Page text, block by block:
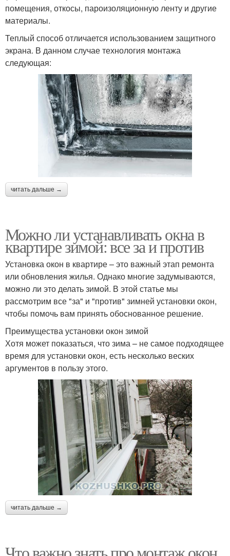
помещения, откосы, пароизоляционную ленту и другие
материалы.
Теплый способ отличается использованием защитного
экрана. В данном случае технология монтажа
следующая:
читать дальше →
Можно ли устанавливать окна в
квартире зимой: все за и против
Установка окон в квартире – это важный этап ремонта
или обновления жилья. Однако многие задумываются,
можно ли это делать зимой. В этой статье мы
рассмотрим все "за" и "против" зимней установки окон,
чтобы помочь вам принять обоснованное решение.
Преимущества установки окон зимой
Хотя может показаться, что зима – не самое подходящее
время для установки окон, есть несколько веских
аргументов в пользу этого.
читать дальше →